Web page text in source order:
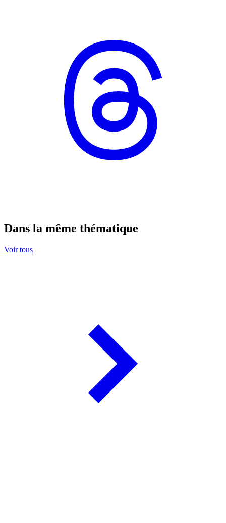
Dans la même thématique
Voir tous